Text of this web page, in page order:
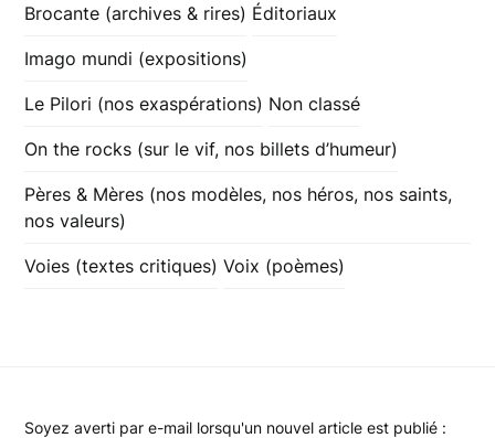
Brocante (archives & rires) Éditoriaux
Imago mundi (expositions)
Le Pilori (nos exaspérations) Non classé
On the rocks (sur le vif, nos billets d’humeur)
Pères & Mères (nos modèles, nos héros, nos saints,
nos valeurs)
Voies (textes critiques) Voix (poèmes)
Soyez averti par e-mail lorsqu'un nouvel article est publié :